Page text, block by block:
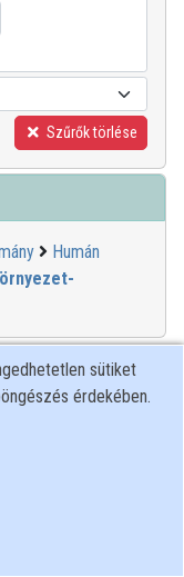
Szűrők törlése
Humán
MINDENTUDÁS
sütiket
érdekében.